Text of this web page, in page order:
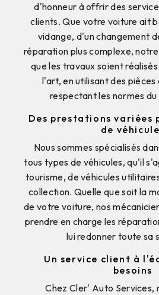
d'honneur à offrir des
clients. Que votre voiture ait
vidange, d'un changement
réparation plus complexe,
que les travaux soient
l'art, en utilisant des
respectant les normes
Des prestations variées
de
Nous sommes spécialisés
tous types de véhicules, qu'il
tourisme, de véhicules
collection. Quelle que soit la
de votre voiture, nos
prendre en charge les
lui redonner toute sa
Un service client à
besoins
Chez Cler' Auto Services,